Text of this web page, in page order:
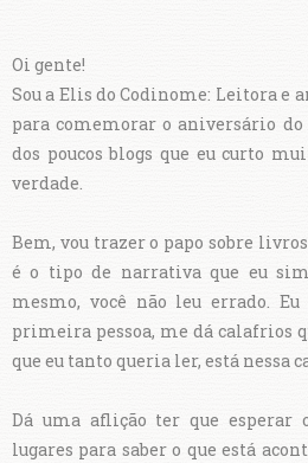
Oi gente!
Sou a Elis do Codinome: Leitora e
para comemorar o aniversário
dos poucos blogs que eu curto
verdade.
Bem, vou trazer o papo sobre
é o tipo de narrativa que eu
mesmo, você não leu errado.
primeira pessoa, me dá calafrios
que eu tanto queria ler, está nessa
Dá uma aflição ter que esperar
lugares para saber o que está